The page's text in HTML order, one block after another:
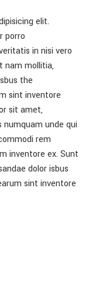
elit.
porro
in nisi vero
nam mollitia,
the
sint inventore
sit amet,
unde qui
rem
inventore ex. Sunt
dolor isbus
sint inventore